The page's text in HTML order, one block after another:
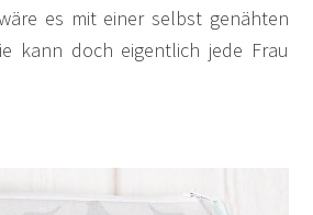
es mit einer selbst genähten
kann doch eigentlich jede Frau